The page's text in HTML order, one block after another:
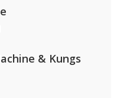
& Kungs